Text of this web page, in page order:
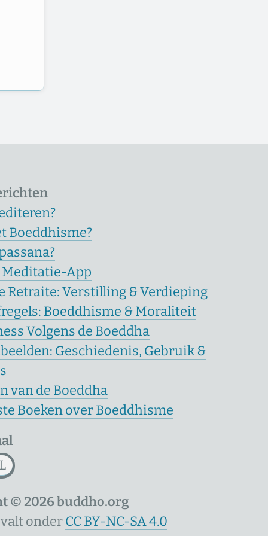
Boeddhisme?
Meditatie-App
Retraite: Verstilling & Verdieping
Boeddhisme & Moraliteit
Volgens de Boeddha
Geschiedenis, Gebruik &
van de Boeddha
Boeken over Boeddhisme
© 2026 buddho.org
onderCC BY-NC-SA 4.0